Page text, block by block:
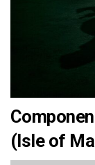
(Isle of